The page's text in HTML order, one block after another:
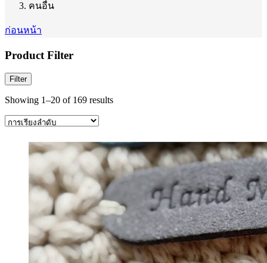
คนอื่น
ก่อนหน้า
Product Filter
Filter
Showing 1–20 of 169 results